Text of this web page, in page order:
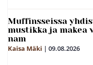
Muffinsseissa
mustikka ja makea
nam
Kaisa Mäki | 09.08.2026